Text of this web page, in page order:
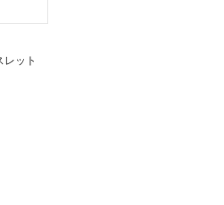
レット